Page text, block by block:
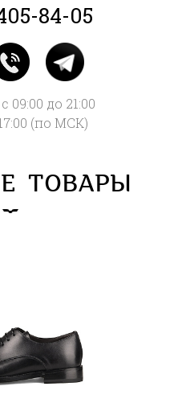
84-05
09:00 до 21:00
(по МСК)
ТОВАРЫ